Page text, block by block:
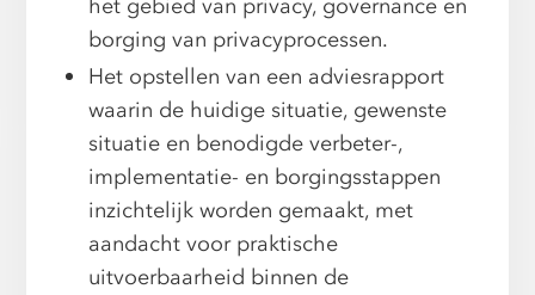
het gebied van privacy, governance en
borging van privacyprocessen.
Het opstellen van een adviesrapport
waarin de huidige situatie, gewenste
situatie en benodigde verbeter-,
implementatie- en borgingsstappen
inzichtelijk worden gemaakt, met
aandacht voor praktische
uitvoerbaarheid binnen de